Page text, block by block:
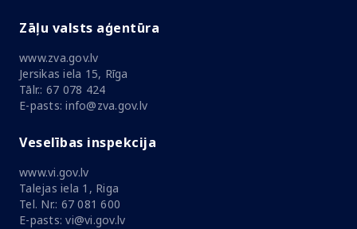
Zāļu valsts aģentūra
www.zva.gov.lv
Jersikas iela 15, Rīga
Tālr.: 67 078 424
E-pasts: info@zva.gov.lv
Veselības inspekcija
www.vi.gov.lv
Talejas iela 1, Riga
Tel. Nr.: 67 081 600
E-pasts: vi@vi.gov.lv